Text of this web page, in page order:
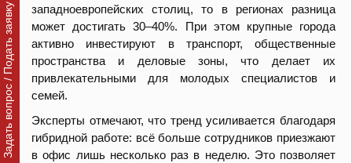
западноевропейских столиц, то в регионах разница
может достигать 30–40%. При этом крупные города
активно инвестируют в транспорт, общественные
пространства и деловые зоны, что делает их
привлекательными для молодых специалистов и
семей.
Эксперты отмечают, что тренд усиливается благодаря
гибридной работе: всё больше сотрудников приезжают
в офис лишь несколько раз в неделю. Это позволяет
Задать вопрос / Подать заявку